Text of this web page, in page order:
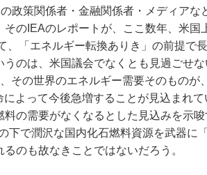
政策関係者・金融関係者・メディアな
のIEAのレポートが、ここ数年、米国
、「エネルギー転換ありき」の前提で
のは、米国議会でなくとも見過ごせ
その世界のエネルギー需要そのものが
よって今後急増することが見込まれて
の需要がなくなるとした見込みを示唆
下で潤沢な国内化石燃料資源を武器に
のも故なきことではないだろう。